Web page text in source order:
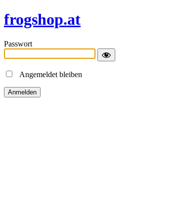
frogshop.at
Passwort
Angemeldet bleiben